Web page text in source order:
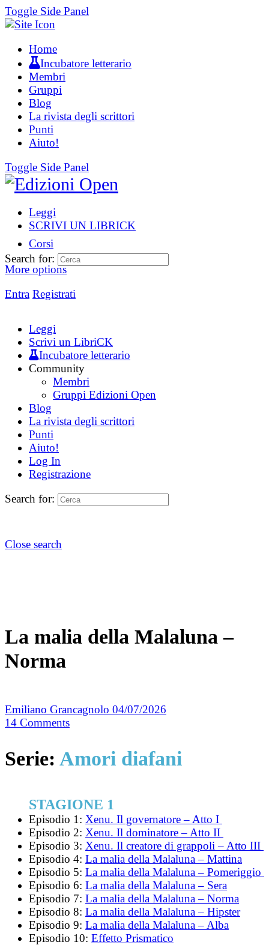
Toggle Side Panel
Home
Incubatore letterario
Membri
Gruppi
Blog
La rivista degli scrittori
Punti
Aiuto!
Toggle Side Panel
Leggi
SCRIVI UN LIBRICK
Corsi
More options
Entra Registrati
Search for:
Leggi
Scrivi un LibriCK
Incubatore letterario
Community
Membri
Gruppi Edizioni Open
Blog
La rivista degli scrittori
Punti
Aiuto!
Log In
Registrazione
Search for:
Close search
La malia della Malaluna –
Norma
Emiliano Grancagnolo 04/07/2026
14 Comments
Serie: Amori diafani
STAGIONE 1
Episodio 1: Xenu. Il governatore – Atto I
Episodio 2: Xenu. Il dominatore – Atto II
Episodio 3: Xenu. Il creatore di grappoli – Atto III
Episodio 4: La malia della Malaluna – Mattina
Episodio 5: La malia della Malaluna – Pomeriggio
Episodio 6: La malia della Malaluna – Sera
Episodio 7: La malia della Malaluna – Norma
Episodio 8: La malia della Malaluna – Hipster
Episodio 9: La malia della Malaluna – Alba
Episodio 10: Effetto Prismatico